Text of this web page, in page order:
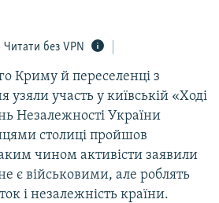
Читати без VPN
Криму й переселенці з
узяли участь у київській «Ході
Незалежності України
столиці пройшов
чином активісти заявили
є військовими, але роблять
і незалежність країни.